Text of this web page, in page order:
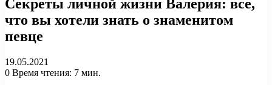
Секреты личной жизни Валерия: все,
что вы хотели знать о знаменитом
певце
19.05.2021
0 Время чтения: 7 мин.